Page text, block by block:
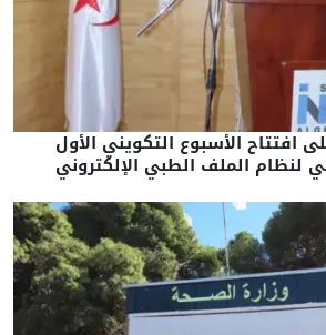
افتتاح الأسبوع التكويني الأول
لنظام الملف الطبي الإلكتروني